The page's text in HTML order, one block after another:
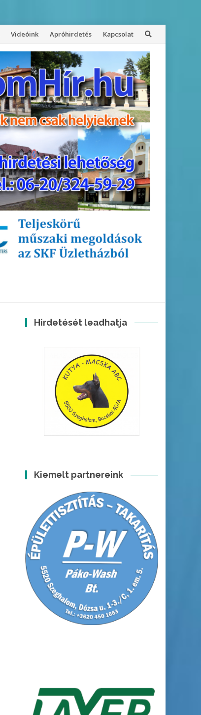
Videóink Apróhirdetés Kapcsolat
Hirdetését leadhatja
Kiemelt partnereink